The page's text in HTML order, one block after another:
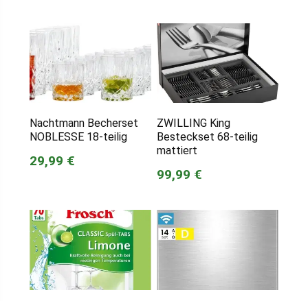
Nachtmann Becherset
NOBLESSE 18-teilig
29,99 €
ZWILLING King
Besteckset 68-teilig
mattiert
99,99 €